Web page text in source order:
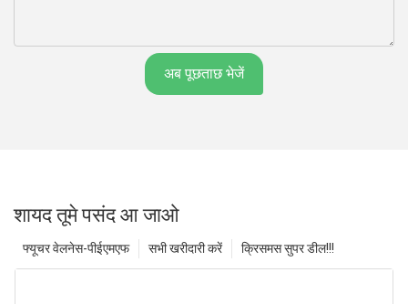
अब पूछताछ भेजें
शायद तूमे पसंद आ जाओ
क्रिसमस सुपर डील!!!
सभी खरीदारी करें
फ्यूचर वेलनेस-पीईएमएफ